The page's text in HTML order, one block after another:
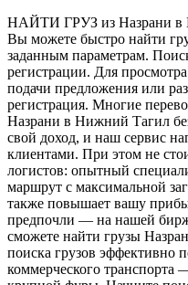
НАЙТИ ГРУЗ из Назрани в
Вы можете быстро найти
заданным параметрам.
регистрации. Для
подачи предложения или
регистрация. Многие
Назрани в Нижний Тагил
свой доход, и наш сервис
клиентами. При этом не
логистов: опытный
маршрут с максимальной
также повышает вашу
предпочли — на нашей
сможете найти грузы
поиска грузов эффективно
коммерческого транспорта